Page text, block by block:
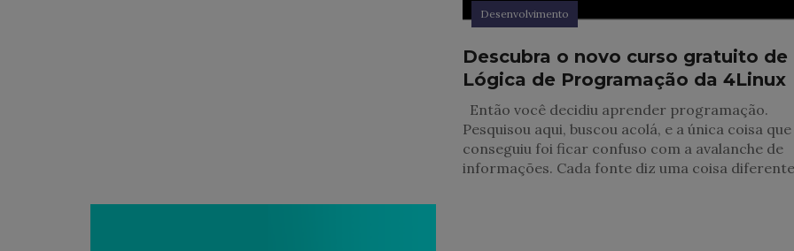
Desenvolvimento
Descubra o novo curso gratuito de
Lógica de Programação da 4Linux
Então você decidiu aprender programação.
Pesquisou aqui, buscou acolá, e a única coisa que
conseguiu foi ficar confuso com a avalanche de
informações. Cada fonte diz uma coisa